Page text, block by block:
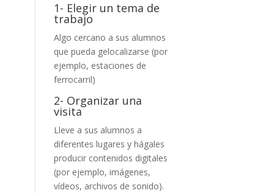
1- Elegir un tema de
trabajo
Algo cercano a sus alumnos
que pueda gelocalizarse (por
ejemplo, estaciones de
ferrocarril)
2- Organizar una
visita
Lleve a sus alumnos a
diferentes lugares y hágales
producir contenidos digitales
(por ejemplo, imágenes,
vídeos, archivos de sonido).